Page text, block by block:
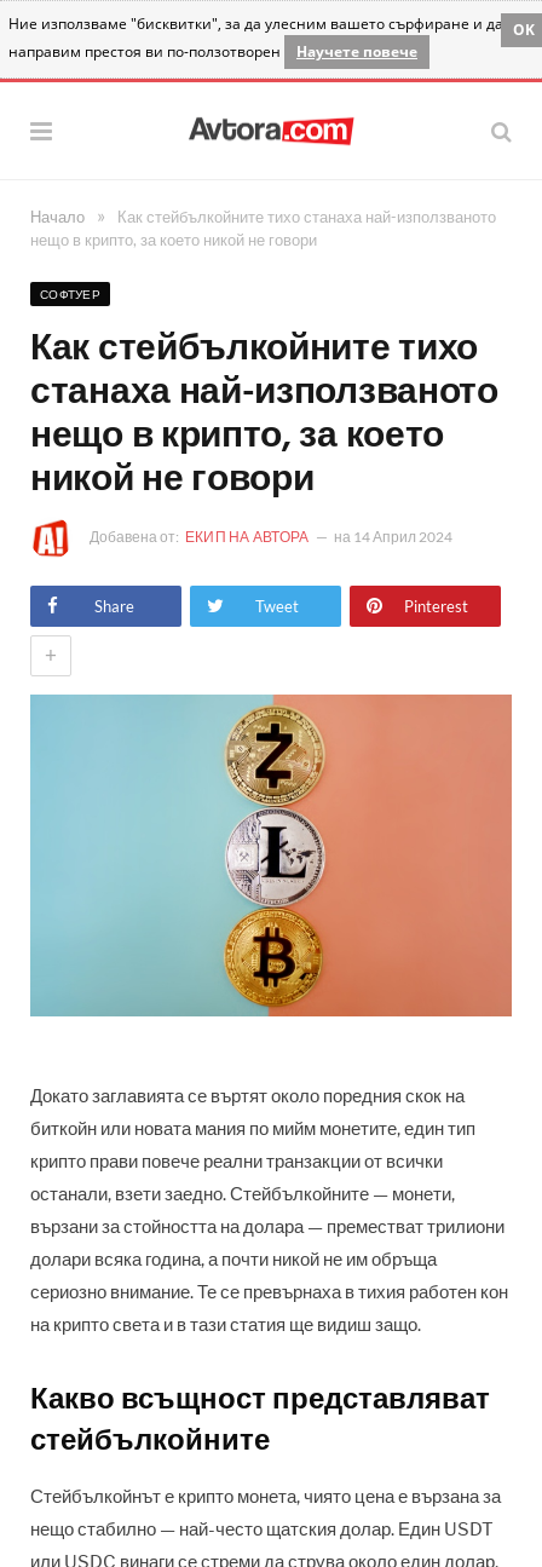
Ние използваме "бисквитки", за да улесним вашето сърфиране и да
направим престоя ви по-ползотворен
Научете повече
OK
Начало »
Как стейбълкойните тихо станаха най-използваното
нещо в крипто, за което никой не говори
СОФТУЕР
Как стейбълкойните тихо
станаха най-използваното
нещо в крипто, за което
никой не говори
Добавена от: ЕКИП НА АВТОРА на 14 Април 2024
Share Tweet Pinterest
+
Докато заглавията се въртят около поредния скок на
биткойн или новата мания по мийм монетите, един тип
крипто прави повече реални транзакции от всички
останали, взети заедно. Стейбълкойните — монети,
вързани за стойността на долара — преместват трилиони
долари всяка година, а почти никой не им обръща
сериозно внимание. Те се превърнаха в тихия работен кон
на крипто света и в тази статия ще видиш защо.
Какво всъщност представляват
стейбълкойните
Стейбълкойнът е крипто монета, чиято цена е вързана за
нещо стабилно — най-често щатския долар. Един USDT
или USDC винаги се стреми да струва около един долар,